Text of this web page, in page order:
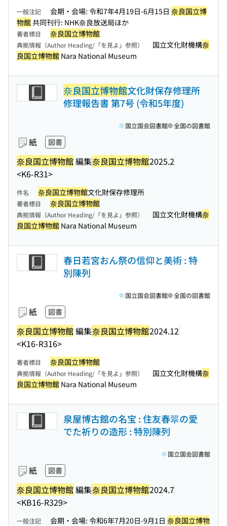
一般注記 会期・会場: 令和7年4月19日-6月15日 奈良国立博
物館共同刊行: NHK奈良放送局ほか
著者標目 奈良国立博物館
典拠情報（Author Heading/「を見よ」参照） 国立文化財機構奈
良国立博物館 Nara National Museum
奈良国立博物館文化財保存修理所
修理報告書 第7号 (令和5年度)
紙 図書
奈良国立博物館編集奈良国立博物館2025.2
<K6-R31>
国立国会図書館 全国の図書館
件名 奈良国立博物館文化財保存修理所
著者標目 奈良国立博物館
典拠情報（Author Heading/「を見よ」参照） 国立文化財機構奈
良国立博物館 Nara National Museum
春日若宮おん祭の信仰と美術 : 特
別陳列
紙 図書
奈良国立博物館編集奈良国立博物館2024.12
<K16-R316>
国立国会図書館 全国の図書館
著者標目 奈良国立博物館
典拠情報（Author Heading/「を見よ」参照） 国立文化財機構奈
良国立博物館 Nara National Museum
泉屋博古館の名宝 : 住友春翠の愛
でた祈りの造形 : 特別陳列
紙 図書
奈良国立博物館編集奈良国立博物館2024.7
<KB16-R329>
国立国会図書館
一般注記 会期・会場: 令和6年7月20日-9月1日 奈良国立博物